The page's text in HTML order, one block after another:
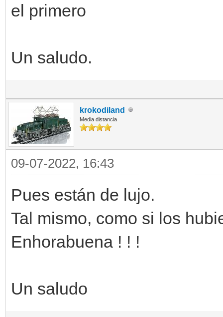
el primero
Un saludo.
krokodiland
Media distancia
09-07-2022, 16:43
Pues están de lujo.
Tal mismo, como si los
Enhorabuena ! ! !
Un saludo